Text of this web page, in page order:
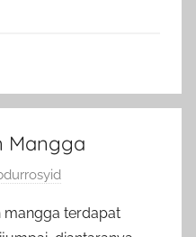
Mangga
mangga terdapat